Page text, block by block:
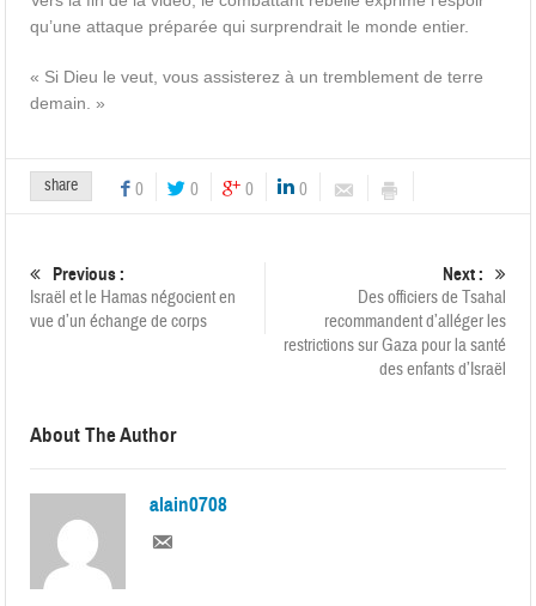
qu’une attaque préparée qui surprendrait le monde entier.
« Si Dieu le veut, vous assisterez à un tremblement de terre
demain. »
share 0 0 0 0
Previous :
Israël et le Hamas négocient en
vue d’un échange de corps
Next :
Des officiers de Tsahal
recommandent d’alléger les
restrictions sur Gaza pour la santé
des enfants d’Israël
About The Author
alain0708